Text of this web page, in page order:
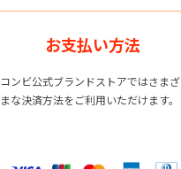
お支払い方法
コンビ公式ブランドストアではさまざ
まな決済方法をご利用いただけます。